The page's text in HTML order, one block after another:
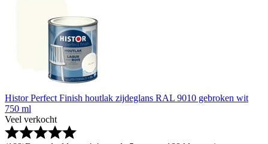
Histor Perfect Finish houtlak zijdeglans RAL 9010 gebroken wit
750 ml
Veel verkocht